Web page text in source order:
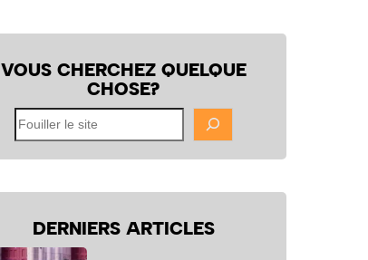
VOUS CHERCHEZ QUELQUE
CHOSE?
Fouiller
le
site
DERNIERS ARTICLES